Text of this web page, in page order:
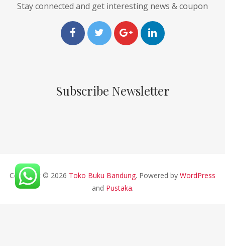
Stay connected and get interesting news & coupon
Subscribe Newsletter
Copyright © 2026 Toko Buku Bandung. Powered by WordPress
and Pustaka.